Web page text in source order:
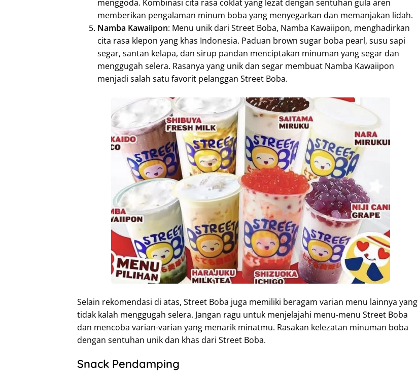
menggoda. Kombinasi cita rasa coklat yang lezat dengan sentuhan gula aren
memberikan pengalaman minum boba yang menyegarkan dan memanjakan lidah.
Namba Kawaiipon: Menu unik dari Street Boba, Namba Kawaiipon, menghadirkan
cita rasa klepon yang khas Indonesia. Paduan brown sugar boba pearl, susu sapi
segar, santan kelapa, dan sirup pandan menciptakan minuman yang segar dan
menggugah selera. Rasanya yang unik dan segar membuat Namba Kawaiipon
menjadi salah satu favorit pelanggan Street Boba.
Selain rekomendasi di atas, Street Boba juga memiliki beragam varian menu lainnya yang
tidak kalah menggugah selera. Jangan ragu untuk menjelajahi menu-menu Street Boba
dan mencoba varian-varian yang menarik minatmu. Rasakan kelezatan minuman boba
dengan sentuhan unik dan khas dari Street Boba.
Snack Pendamping